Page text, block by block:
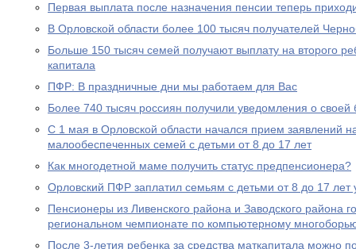
Первая выплата после назначения пенсии теперь
В Орловской области более 100 тысяч получателей
Больше 150 тысяч семей получают выплату на второго
капитала
ПФР: В праздничные дни мы работаем для Вас
Более 740 тысяч россиян получили уведомления о
С 1 мая в Орловской области начался прием заявлений
малообеспеченных семей с детьми от 8 до 17 лет
Как многодетной маме получить статус предпенсионера?
Орловский ПФР заплатил семьям с детьми от 8 до 17
Пенсионеры из Ливенского района и Заводского района
региональном чемпионате по компьютерному
После 3-летия ребенка за средства маткапитала можно